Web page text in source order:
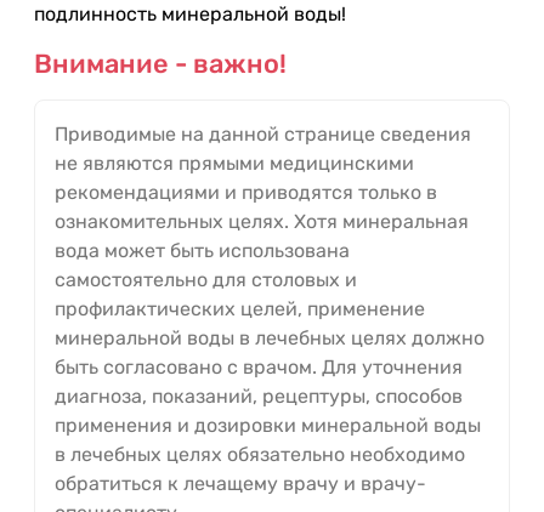
подлинность минеральной воды!
Внимание - важно!
Приводимые на данной странице сведения
не являются прямыми медицинскими
рекомендациями и приводятся только в
ознакомительных целях. Хотя минеральная
вода может быть использована
самостоятельно для столовых и
профилактических целей, применение
минеральной воды в лечебных целях должно
быть согласовано с врачом. Для уточнения
диагноза, показаний, рецептуры, способов
применения и дозировки минеральной воды
в лечебных целях обязательно необходимо
обратиться к лечащему врачу и врачу-